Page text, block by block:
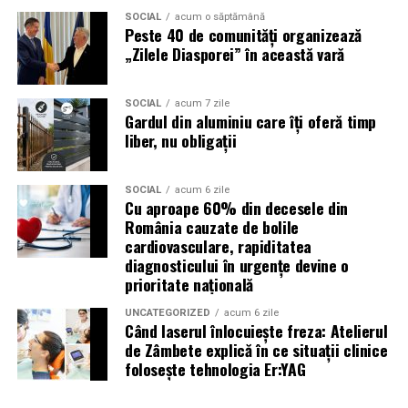
Acest aspect este esențial pentru reducerea riscului
unor reparații costisitoare.
Avantajele Ravenol VMP USVO 5W30
Printre cele mai importante avantaje se numără:
tehnologie USVO;
rezistență la oxidare;
protecție împotriva uzurii;
reducerea depunerilor;
compatibilitate cu numeroase aprobări OEM;
performanțe foarte bune la pornirea la rece;
SOCIAL acum o săptămână
Peste 40 de comunități organizează
„Zilele Diasporei” în această vară
SOCIAL acum 7 zile
Gardul din aluminiu care îți oferă timp
liber, nu obligații
SOCIAL acum 6 zile
Cu aproape 60% din decesele din
România cauzate de bolile
cardiovasculare, rapiditatea
diagnosticului în urgențe devine o
prioritate națională
UNCATEGORIZED acum 6 zile
Când laserul înlocuiește freza: Atelierul
de Zâmbete explică în ce situații clinice
folosește tehnologia Er:YAG